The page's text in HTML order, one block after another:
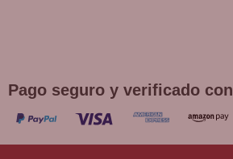
Pago seguro y verificado con